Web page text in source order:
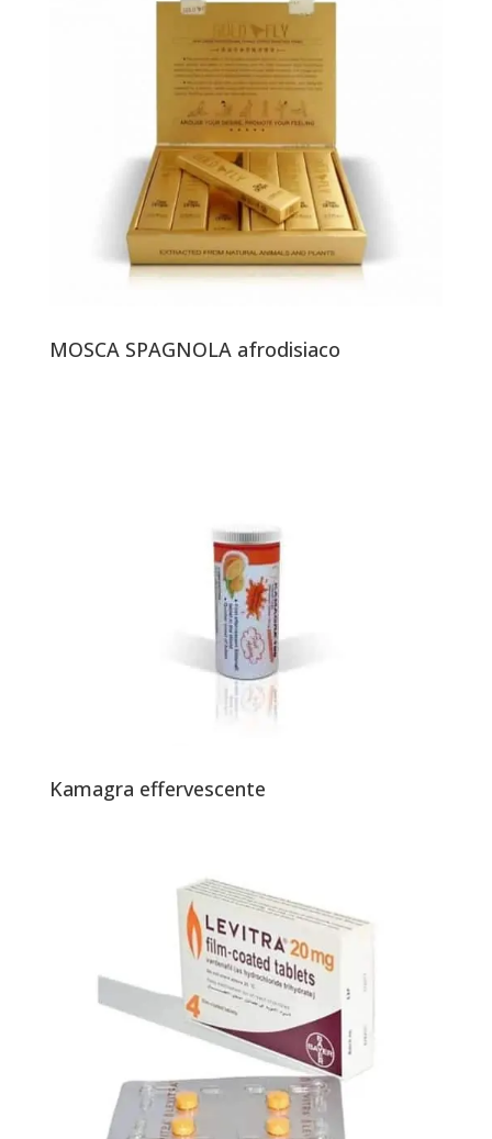
MOSCA SPAGNOLA afrodisiaco
Kamagra effervescente